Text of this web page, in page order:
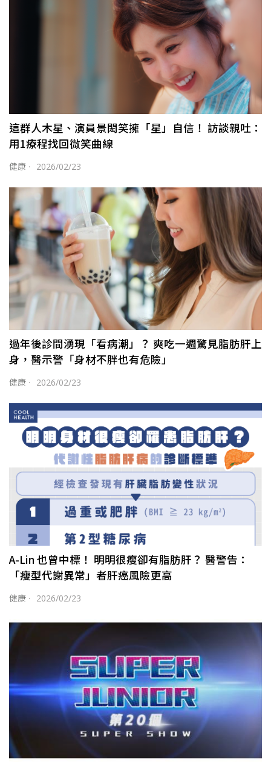
這群人木星、演員景閎笑擁「星」自信！ 訪談親吐：
用1療程找回微笑曲線
健康 · 2026/02/23
過年後診間湧現「看病潮」？ 爽吃一週驚見脂肪肝上
身，醫示警「身材不胖也有危險」
健康 · 2026/02/23
A-Lin 也曾中標！ 明明很瘦卻有脂肪肝？ 醫警告：
「瘦型代謝異常」者肝癌風險更高
健康 · 2026/02/23